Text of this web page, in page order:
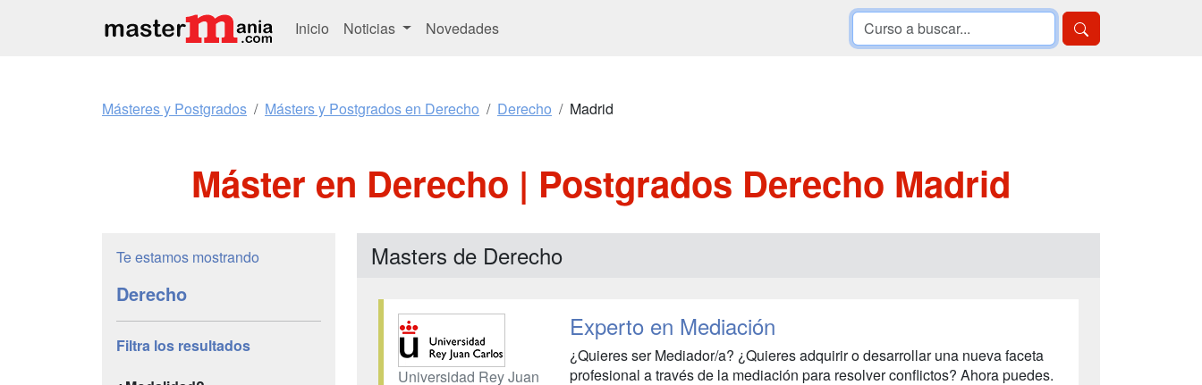
Inicio Noticias Novedades
Másteres y Postgrados Másters y Postgrados en Derecho Derecho Madrid
Máster en Derecho | Postgrados Derecho Madrid
Te estamos mostrando
Derecho
Filtra los resultados
Masters de Derecho
Universidad Rey Juan
Experto en Mediación
¿Quieres ser Mediador/a? ¿Quieres adquirir o desarrollar una nueva faceta
profesional a través de la mediación para resolver conflictos? Ahora puedes.